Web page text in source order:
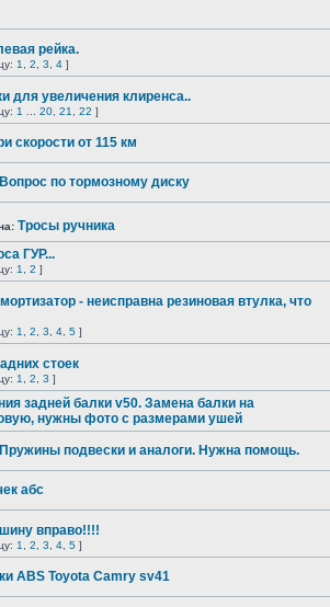
рейка.
1 2 3 4 ]
для увеличения клиренса..
1 20 21 22 ]
скорости от 115 км
Вопрос по тормозному диску
Тросы ручника
ГУР...
1 2 ]
- неисправна резиновая втулка, что
1 2 3 4 5 ]
стоек
1 2 3 ]
задней балки v50. Замена балки на
нужны фото с размерами ушей
Пружины подвески и аналоги. Нужна помощь.
абс
вправо!!!!
1 2 3 4 5 ]
ABS Toyota Camry sv41